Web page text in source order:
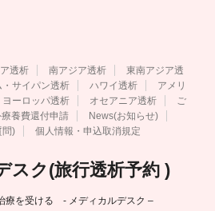
透析 南アジア透析
東南アジア透
・サイパン透析 ハワイ透析
アメリ
ヨーロッパ透析 オセアニア透析
ご
養費還付申請
News(お知らせ)
問)
個人情報・申込取消規定
スク(旅行透析予約 )
療を受ける - メディカルデスク –